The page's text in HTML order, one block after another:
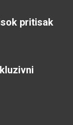
pritisak